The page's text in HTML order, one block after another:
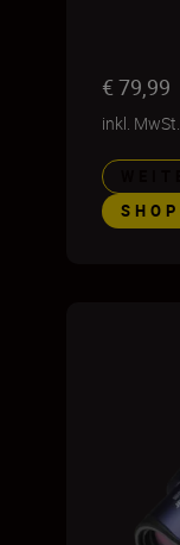
€ 79,99
inkl. MwSt.
SHOP